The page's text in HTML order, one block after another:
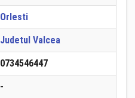
Orlesti
Judetul Valcea
0734546447
-